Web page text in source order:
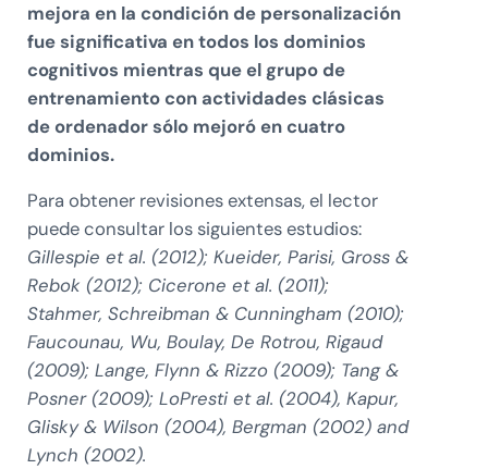
mejora en la condición de personalización
fue significativa en todos los dominios
cognitivos mientras que el grupo de
entrenamiento con actividades clásicas
de ordenador sólo mejoró en cuatro
dominios.
Para obtener revisiones extensas, el lector
puede consultar los siguientes estudios:
Gillespie et al. (2012); Kueider, Parisi, Gross &
Rebok (2012); Cicerone et al. (2011);
Stahmer, Schreibman & Cunningham (2010);
Faucounau, Wu, Boulay, De Rotrou, Rigaud
(2009); Lange, Flynn & Rizzo (2009); Tang &
Posner (2009); LoPresti et al. (2004), Kapur,
Glisky & Wilson (2004), Bergman (2002) and
Lynch (2002).